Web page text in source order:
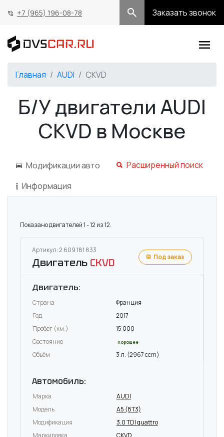
+7 (965) 196-08-78 Заказать звонок
Главная AUDI CKVD
Б/У двигатели AUDI
CKVD в Москве
Модификации авто
Расширенный поиск
Информация
Показано двигателей 1 - 12 из 12.
Артикул: 2 609 181 833
Двигатель CKVD Под заказ
Двигатель:
Страна
Франция
Год
2017
Пробег (км.)
15 000
Состояние
Хорошее
Объём 3 л. (2967 ccm)
Автомобиль:
Марка
AUDI
Модель
A5 (8T3)
Модификация
3.0 TDI quattro
Маркировка
CKVD